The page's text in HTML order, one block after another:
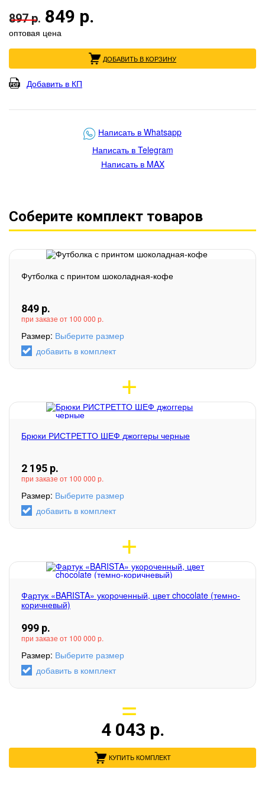
897 р. 849 р.
оптовая цена
ДОБАВИТЬ В КОРЗИНУ
Добавить в КП
Написать в Whatsapp
Написать в Telegram
Написать в MAX
Соберите комплект товаров
Футболка с принтом шоколадная-кофе
849 р.
при заказе от 100 000 р.
Размер: Выберите размер
добавить в комплект
Брюки РИСТРЕТТО ШЕФ джоггеры черные
2 195 р.
при заказе от 100 000 р.
Размер: Выберите размер
добавить в комплект
Фартук «BARISTA» укороченный, цвет chocolate (темно-
коричневый)
999 р.
при заказе от 100 000 р.
Размер: Выберите размер
добавить в комплект
4 043 р.
КУПИТЬ КОМПЛЕКТ